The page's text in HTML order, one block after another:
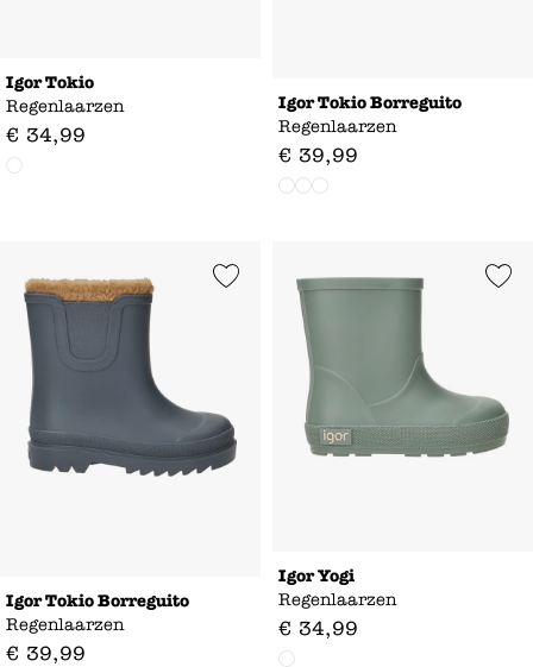
Igor Tokio
Regenlaarzen
€ 34,99
Igor Tokio Borreguito
Regenlaarzen
€ 39,99
Add to Wishlist
Igor Tokio Borreguito
Regenlaarzen
€ 39,99
Add to
Igor Yogi
Regenlaarzen
€ 34,99